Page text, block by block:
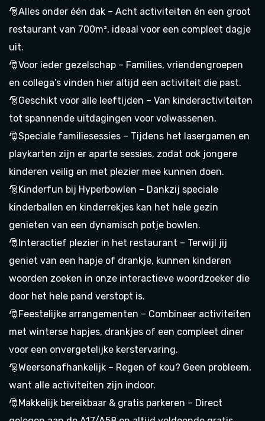
🎅Alles onder één dak – Acht activiteiten én een groot
restaurant van 700m², ideaal voor een compleet dagje
uit.
🎅Voor ieder gezelschap – Families, vriendengroepen
en collega’s vinden hier altijd een activiteit die past.
🎅Geschikt voor alle leeftijden – Van kinderactiviteiten
tot spannende uitdagingen voor volwassenen.
🎅Speciale familiesessies – Tijdens het lasergamen en
playkarten zijn er aparte sessies, zodat ook jongere
kinderen veilig en met plezier mee kunnen doen.
🎅Kinderfun bij Hyperbowlen – Dankzij speciale
kinderballen en kinderrekjes kan het hele gezin
genieten van een dynamisch potje bowlen.
🎅Interactief plezier in het restaurant – Terwijl jij
geniet van een hapje of drankje, kunnen kinderen
woorden zoeken in onze interactieve woordzoeker die
door het hele pand verstopt is.
🎅Feestelijke arrangementen – Combineer activiteiten
met winterse hapjes, drankjes of een compleet diner
voor een onvergetelijke kerstervaring.
🎅Weersonafhankelijk – Regen of kou? Geen probleem,
want alle activiteiten zijn indoor.
🎅Makkelijk bereikbaar & gratis parkeren – Direct